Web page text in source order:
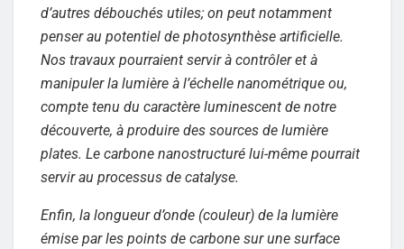
d’autres débouchés utiles; on peut notamment
penser au potentiel de photosynthèse artificielle.
Nos travaux pourraient servir à contrôler et à
manipuler la lumière à l’échelle nanométrique ou,
compte tenu du caractère luminescent de notre
découverte, à produire des sources de lumière
plates. Le carbone nanostructuré lui-même pourrait
servir au processus de catalyse.
Enfin, la longueur d’onde (couleur) de la lumière
émise par les points de carbone sur une surface